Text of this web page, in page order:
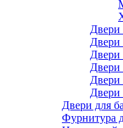
Двери
Двери
Двери
Двери
Двери
Двери для
Фурнитура